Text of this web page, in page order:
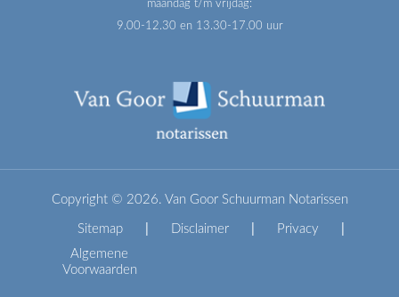
maandag t/m vrijdag:
9.00-12.30 en 13.30-17.00 uur
Copyright © 2026. Van Goor Schuurman Notarissen
Sitemap Disclaimer Privacy
Algemene
Voorwaarden